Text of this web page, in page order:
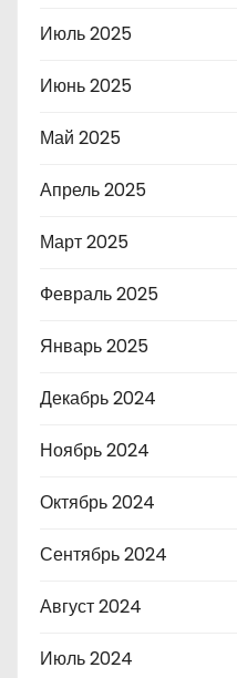
Июль 2025
Июнь 2025
Май 2025
Апрель 2025
Март 2025
Февраль 2025
Январь 2025
Декабрь 2024
Ноябрь 2024
Октябрь 2024
Сентябрь 2024
Август 2024
Июль 2024